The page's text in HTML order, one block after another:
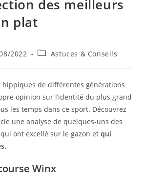
des meilleurs
plat
2022 Astuces & Conseils
hippiques de différentes générations
opinion sur l’identité du plus grand
les temps dans ce sport. Découvrez
une analyse de quelques-uns des
ont excellé sur le gazon etqui
Winx